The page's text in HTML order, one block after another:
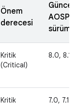
Önem
derecesi
AOSP
Kritik
(Critical)
8.0, 8.1
Kritik
7.0,